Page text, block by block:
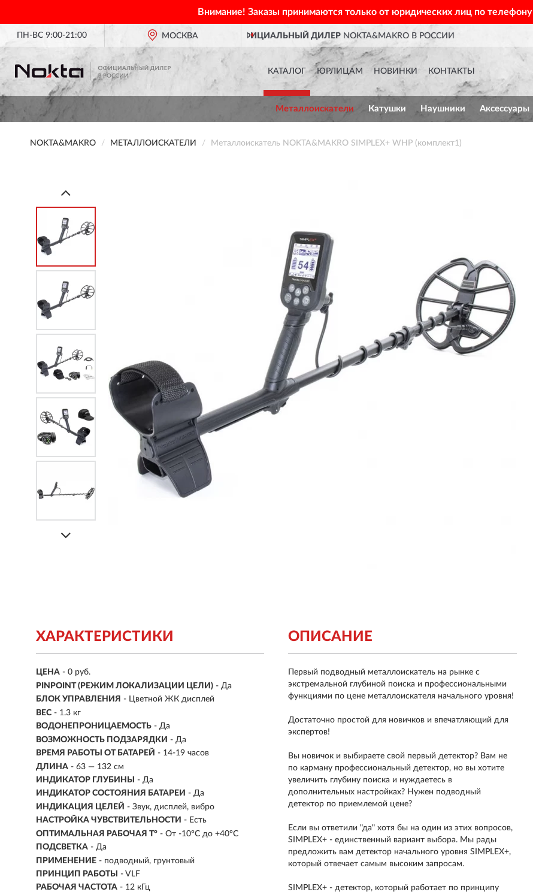
Внимание! Заказы принимаются только от юридических лиц по телефону
ПН-ВС 9:00-21:00 МОСКВА
ОФИЦИАЛЬНЫЙ ДИЛЕР NOKTA&MAKRO В РОССИИ ДОСТАВИМПО ВСЕЙ РОССИИ
КАТАЛОГ ЮРЛИЦАМ НОВИНКИ КОНТАКТЫ
Металлоискатели Катушки Наушники Аксессуары
NOKTA&MAKRO МЕТАЛЛОИСКАТЕЛИ Металлоискатель NOKTA&MAKRO SIMPLEX+ WHP (комплект1)
ХАРАКТЕРИСТИКИ
ЦЕНА - 0 руб.
PINPOINT (РЕЖИМ ЛОКАЛИЗАЦИИ ЦЕЛИ) - Да
БЛОК УПРАВЛЕНИЯ - Цветной ЖК дисплей
ВЕС - 1.3 кг
ВОДОНЕПРОНИЦАЕМОСТЬ - Да
ВОЗМОЖНОСТЬ ПОДЗАРЯДКИ - Да
ВРЕМЯ РАБОТЫ ОТ БАТАРЕЙ - 14-19 часов
ДЛИНА - 63 — 132 см
ИНДИКАТОР ГЛУБИНЫ
- Да
ИНДИКАТОР СОСТОЯНИЯ БАТАРЕИ - Да
ИНДИКАЦИЯ ЦЕЛЕЙ - Звук, дисплей, вибро
НАСТРОЙКА ЧУВСТВИТЕЛЬНОСТИ - Есть
ОПТИМАЛЬНАЯ РАБОЧАЯ T° - От -10°C до +40°C
ПОДСВЕТКА - Да
ПРИМЕНЕНИЕ - подводный, грунтовый
ПРИНЦИП РАБОТЫ
- VLF
РАБОЧАЯ ЧАСТОТА - 12 кГц
ОПИСАНИЕ
Первый подводный металлоискатель на рынке с
экстремальной глубиной поиска и профессиональными
функциями по цене металлоискателя начального уровня!
Достаточно простой для новичков и впечатляющий для
экспертов!
Вы новичок и выбираете свой первый детектор? Вам не
по карману профессиональный детектор, но вы хотите
увеличить глубину поиска и нуждаетесь в
дополнительных настройках? Нужен подводный
детектор по приемлемой цене?
Если вы ответили "да" хотя бы на один из этих вопросов,
SIMPLEX+ - единственный вариант выбора. Мы рады
предложить вам детектор начального уровня SIMPLEX+,
который отвечает самым высоким запросам.
SIMPLEX+ - детектор, который работает по принципу